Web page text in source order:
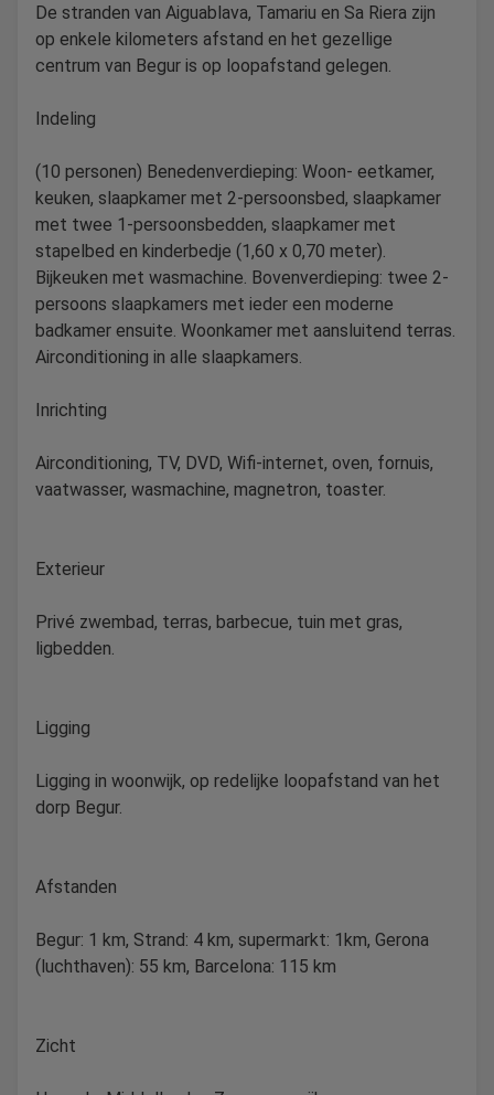
De stranden van Aiguablava, Tamariu en Sa Riera zijn
op enkele kilometers afstand en het gezellige
centrum van Begur is op loopafstand gelegen.
Indeling
(10 personen) Benedenverdieping: Woon- eetkamer,
keuken, slaapkamer met 2-persoonsbed, slaapkamer
met twee 1-persoonsbedden, slaapkamer met
stapelbed en kinderbedje (1,60 x 0,70 meter).
Bijkeuken met wasmachine. Bovenverdieping: twee 2-
persoons slaapkamers met ieder een moderne
badkamer ensuite. Woonkamer met aansluitend terras.
Airconditioning in alle slaapkamers.
Inrichting
Airconditioning, TV, DVD, Wifi-internet, oven, fornuis,
vaatwasser, wasmachine, magnetron, toaster.
Exterieur
Privé zwembad, terras, barbecue, tuin met gras,
ligbedden.
Ligging
Ligging in woonwijk, op redelijke loopafstand van het
dorp Begur.
Afstanden
Begur: 1 km, Strand: 4 km, supermarkt: 1km, Gerona
(luchthaven): 55 km, Barcelona: 115 km
Zicht